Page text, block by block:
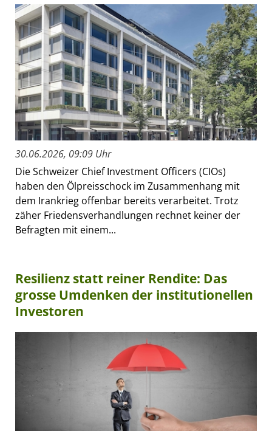
30.06.2026, 09:09 Uhr
Die Schweizer Chief Investment Officers (CIOs)
haben den Ölpreisschock im Zusammenhang mit
dem Irankrieg offenbar bereits verarbeitet. Trotz
zäher Friedensverhandlungen rechnet keiner der
Befragten mit einem...
Resilienz statt reiner Rendite: Das
grosse Umdenken der institutionellen
Investoren